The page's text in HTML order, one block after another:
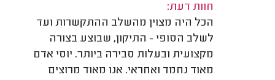
חוות דעת:
הכל היה מצוין מהשלב ההתקשרות ועד
לשלב הסופי - התיקון, שבוצע בצורה
מקצועית ובעלות סבירה ביותר. יוסי אדם
מאוד נחמד ואחראי. אנו מאוד מרוצים